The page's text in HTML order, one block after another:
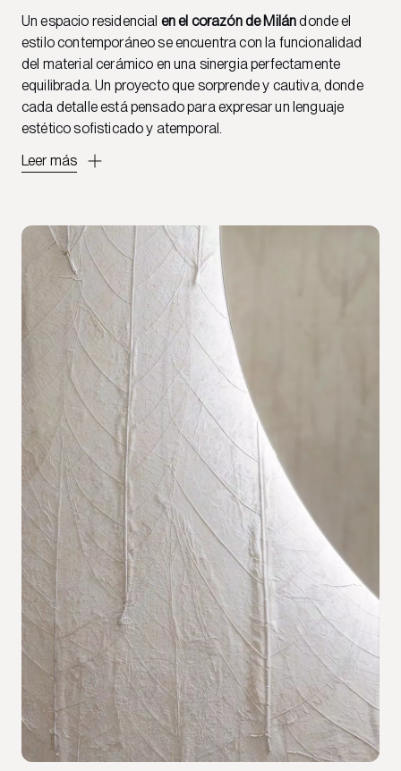
Un espacio residencial en el corazón de Milándonde el
estilo contemporáneo se encuentra con la funcionalidad
del material cerámico en una sinergia perfectamente
equilibrada. Un proyecto que sorprende y cautiva, donde
cada detalle está pensado para expresar un lenguaje
estético sofisticado y atemporal.
Leer más